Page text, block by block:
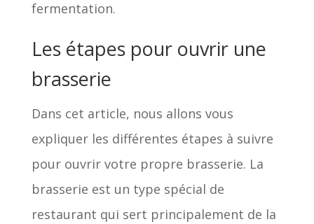
fermentation.
Les étapes pour ouvrir une
brasserie
Dans cet article, nous allons vous
expliquer les différentes étapes à suivre
pour ouvrir votre propre brasserie. La
brasserie est un type spécial de
restaurant qui sert principalement de la